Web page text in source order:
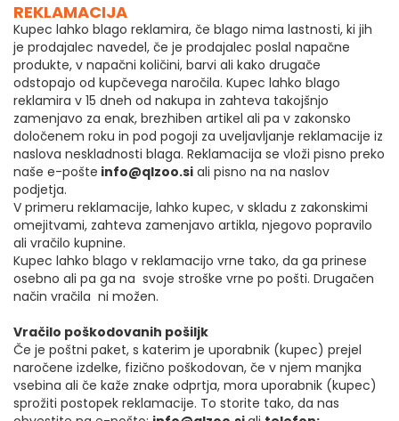
REKLAMACIJA
Kupec lahko blago reklamira, če blago nima lastnosti, ki jih
je prodajalec navedel, če je prodajalec poslal napačne
produkte, v napačni količini, barvi ali kako drugače
odstopajo od kupčevega naročila. Kupec lahko blago
reklamira v 15 dneh od nakupa in zahteva takojšnjo
zamenjavo za enak, brezhiben artikel ali pa v zakonsko
določenem roku in pod pogoji za uveljavljanje reklamacije iz
naslova neskladnosti blaga. Reklamacija se vloži pisno preko
naše e-pošte info@qlzoo.si ali pisno na na naslov
podjetja.
V primeru reklamacije, lahko kupec, v skladu z zakonskimi
omejitvami, zahteva zamenjavo artikla, njegovo popravilo
ali vračilo kupnine.
Kupec lahko blago v reklamacijo vrne tako, da ga prinese
osebno ali pa ga na svoje stroške vrne po pošti. Drugačen
način vračila ni možen.
Vračilo poškodovanih pošiljk
Če je poštni paket, s katerim je uporabnik (kupec) prejel
naročene izdelke, fizično poškodovan, če v njem manjka
vsebina ali če kaže znake odprtja, mora uporabnik (kupec)
sprožiti postopek reklamacije. To storite tako, da nas